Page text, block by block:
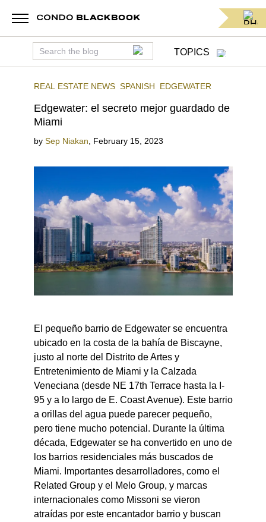
TOPICS
REAL ESTATE NEWS SPANISH EDGEWATER
Edgewater: el secreto mejor guardado de
Miami
by Sep Niakan February 15, 2023
El pequeño barrio de Edgewater se encuentra
ubicado en la costa de la bahía de Biscayne,
justo al norte del Distrito de Artes y
Entretenimiento de Miami y la Calzada
Veneciana (desde NE 17th Terrace hasta la I-
95 y a lo largo de E. Coast Avenue). Este barrio
a orillas del agua puede parecer pequeño,
pero tiene mucho potencial. Durante la última
década, Edgewater se ha convertido en uno de
los barrios residenciales más buscados de
Miami. Importantes desarrolladores, como el
Related Group y el Melo Group, y marcas
internacionales como Missoni se vieron
atraídas por este encantador barrio y buscan